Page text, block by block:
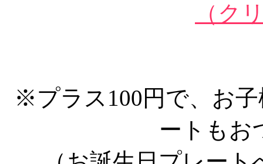
（ク
※プラス100円で、お
ートもお